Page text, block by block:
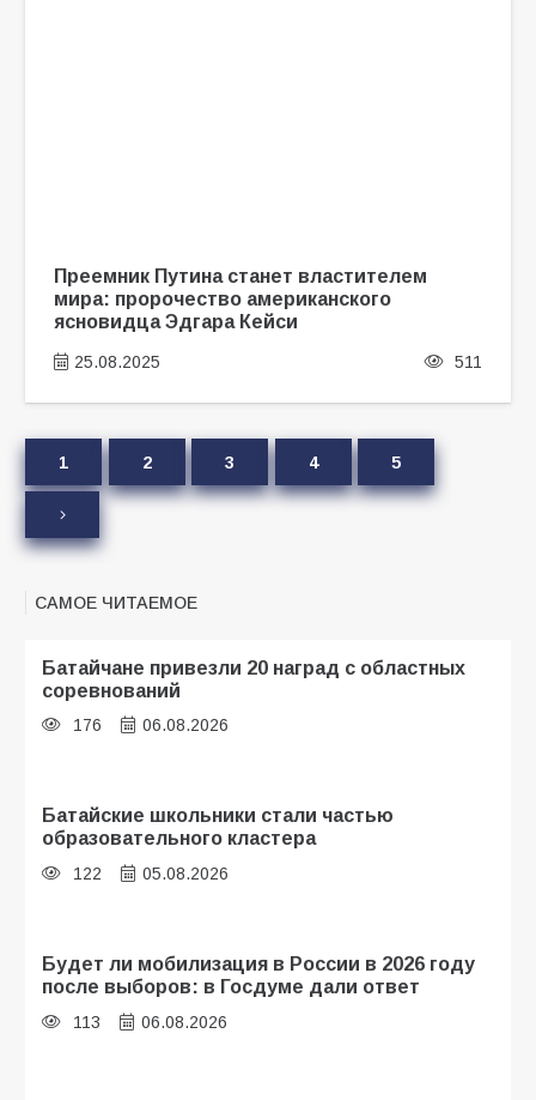
Преемник Путина станет властителем
мира: пророчество американского
ясновидца Эдгара Кейси
25.08.2025 511
1 2 3 4 5
САМОЕ ЧИТАЕМОЕ
Батайчане привезли 20 наград с областных
соревнований
176 06.08.2026
Батайские школьники стали частью
образовательного кластера
122 05.08.2026
Будет ли мобилизация в России в 2026 году
после выборов: в Госдуме дали ответ
113 06.08.2026